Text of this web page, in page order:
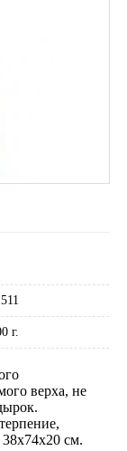
г.
верха, не
см.